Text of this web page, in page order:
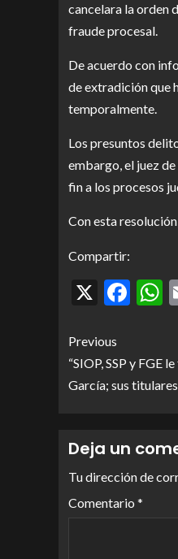
cancelara la orden
fraude procesal.
De acuerdo con
de extradición que
temporalmente.
Los presuntos
embargo, el juez
fin a los procesos
Con esta
Compartir:
X
Previous
“SIOP, SSP y FGE
García; sus
Deja un
Tu dirección de
Comentario *